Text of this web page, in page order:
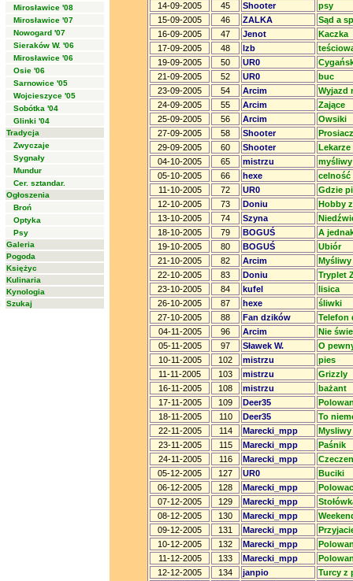
Mirosławice '08
Mirosławice '07
Nowogard '07
Sieraków W. '06
Mirosławice '06
Osie '06
Sarnowice '05
Wojcieszyce '05
Sobótka '04
Glinki '04
Tradycja
Zwyczaje
Sygnały
Mundur
Cer. sztandar.
Ogłoszenia
Broń
Optyka
Psy
Galeria
Pogoda
Księżyc
Kulinaria
Kynologia
Szukaj
14-09-2005
45 Shooter
psy
15-09-2005
46 ZALKA
Sąd a
16-09-2005
47 Jenot
Kaczka
17-09-2005
48 lzb
19-09-2005
50 UR0
21-09-2005
52 UR0
buc
23-09-2005
54 Arcim
Wyjazd
24-09-2005
55 Arcim
Zające
25-09-2005
56 Arcim
Owsiki
27-09-2005
58 Shooter
29-09-2005
60 Shooter
04-10-2005
65 mistrzu
05-10-2005
66 hexe
celność
11-10-2005
72 UR0
Gdzie
12-10-2005
73 Doniu
Hobby
13-10-2005
74 Szyna
18-10-2005
79 BOGUŚ
A
19-10-2005
80 BOGUŚ
Ubiór
21-10-2005
82 Arcim
Myśliwy
22-10-2005
83 Doniu
Tryplet
23-10-2005
84 kufel
lisica
26-10-2005
87 hexe
śliwki
27-10-2005
88 Fan dzików
Telefon
04-11-2005
96 Arcim
Nie
05-11-2005
97 Sławek W.
O
10-11-2005
102 mistrzu
pies
11-11-2005
103 mistrzu
Grizzly
16-11-2005
108 mistrzu
bażant
17-11-2005
109 Deer35
18-11-2005
110 Deer35
To
22-11-2005
114 Marecki_mpp
Mysliwy
23-11-2005
115 Marecki_mpp
Paśnik
24-11-2005
116 Marecki_mpp
05-12-2005
127 UR0
Buciki
06-12-2005
128 Marecki_mpp
07-12-2005
129 Marecki_mpp
08-12-2005
130 Marecki_mpp
09-12-2005
131 Marecki_mpp
10-12-2005
132 Marecki_mpp
11-12-2005
133 Marecki_mpp
12-12-2005
134 janpio
Turcy z